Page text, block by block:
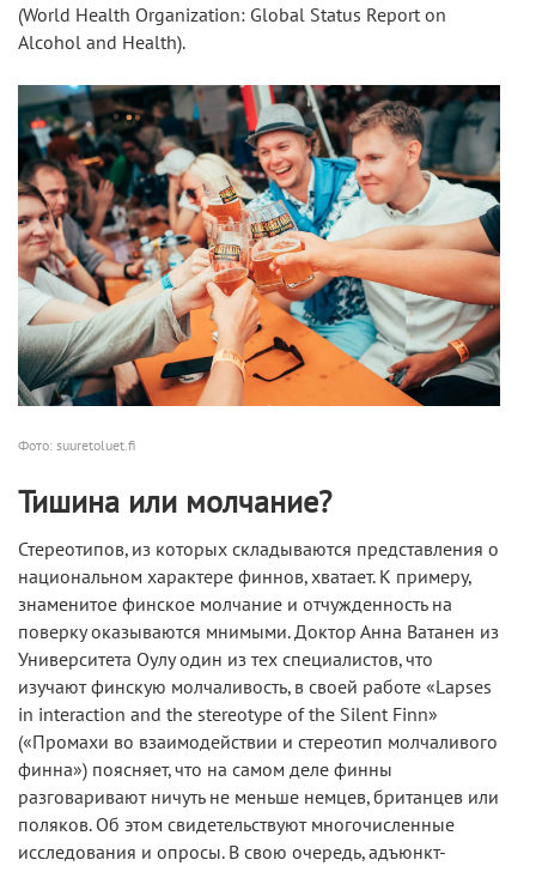
(World Health Organization: Global Status Report on
Alcohol and Health).
Фото: suuretoluet.fi
Тишина или молчание?
Стереотипов, из которых складываются представления о
национальном характере финнов, хватает. К примеру,
знаменитое финское молчание и отчужденность на
поверку оказываются мнимыми. Доктор Анна Ватанен из
Университета Оулу один из тех специалистов, что
изучают финскую молчаливость, в своей работе «Lapses
in interaction and the stereotype of the Silent Finn»
(«Промахи во взаимодействии и стереотип молчаливого
финна») поясняет, что на самом деле финны
разговаривают ничуть не меньше немцев, британцев или
поляков. Об этом свидетельствуют многочисленные
исследования и опросы. В свою очередь, адъюнкт-